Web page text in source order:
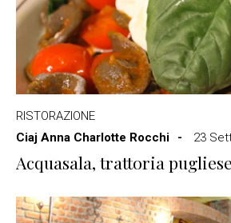
RISTORAZIONE
Ciaj Anna Charlotte Rocchi
23
Acquasala, trattoria